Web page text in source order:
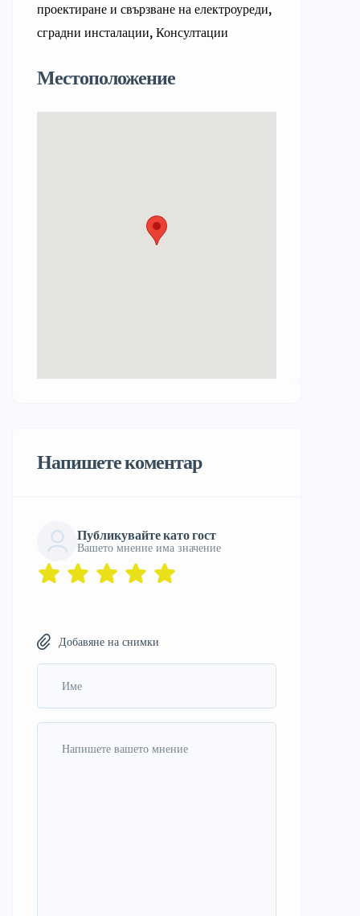
проектиране и свързване на електроуреди,
сградни инсталации, Консултации
Местоположение
Напишете коментар
Публикувайте като гост
Вашето мнение има значение
Добавяне на снимки